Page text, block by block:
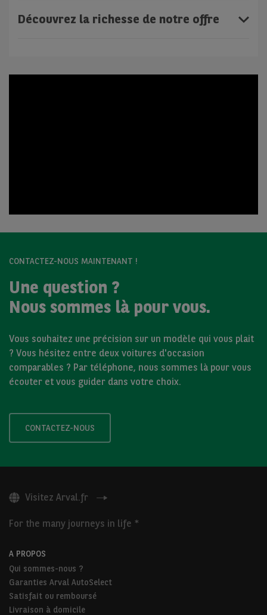
Découvrez la richesse de notre offre
CONTACTEZ-NOUS MAINTENANT !
Une question ?
Nous sommes là pour vous.
Vous souhaitez une précision sur un modèle qui vous plait
? Vous hésitez entre deux voitures d'occasion
comparables ? Par téléphone, nous sommes là pour vous
écouter et vous guider dans votre choix.
CONTACTEZ-NOUS
Visitez Arval.fr
For the many journeys in life *
A PROPOS
Qui sommes-nous ?
Garanties Arval AutoSelect
Satisfait ou remboursé
Livraison à domicile